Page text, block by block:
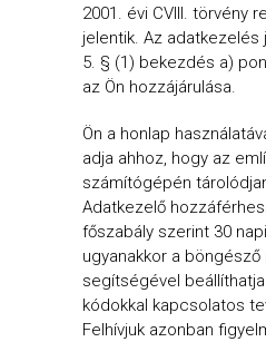
2001. évi CVIII. törvény
jelentik. Az adatkezelés
5. § (1) bekezdés a)
az Ön hozzájárulása.
Ön a honlap
adja ahhoz, hogy az
számítógépén
Adatkezelő
főszabály szerint 30
ugyanakkor a böngésző
segítségével
kódokkal kapcsolatos
Felhívjuk azonban